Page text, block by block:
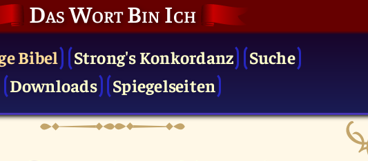
Das Wort Bin Ich
Bibel Strong's Konkordanz
Suche
Downloads
Spiegelseiten